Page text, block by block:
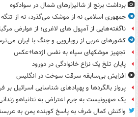
برداشت برنج از شالیزارهای شمال در سوادکوه
جمهوری اسلامی نه از موشک می‌گذرد، نه از
ناگفته‌هایی از آمپول های لاغری؛ از عوارض
کشورهای عربی از رویارویی و جنگ با ایران
تجهیز موشکهای سپاه به نفس اژدها+عکس
پایان تلخ یک نزاع خانوادگی در دورود
افزایش بی‌سابقه سرقت سوخت در انگلیس
پرواز بالگردها و پهپادهای شناسایی اسرائیل بر
یک صهیونیست به جرم اعتراض به نتانیاهو
واکنش کمال شرف به پاسخ کوبنده یمن به